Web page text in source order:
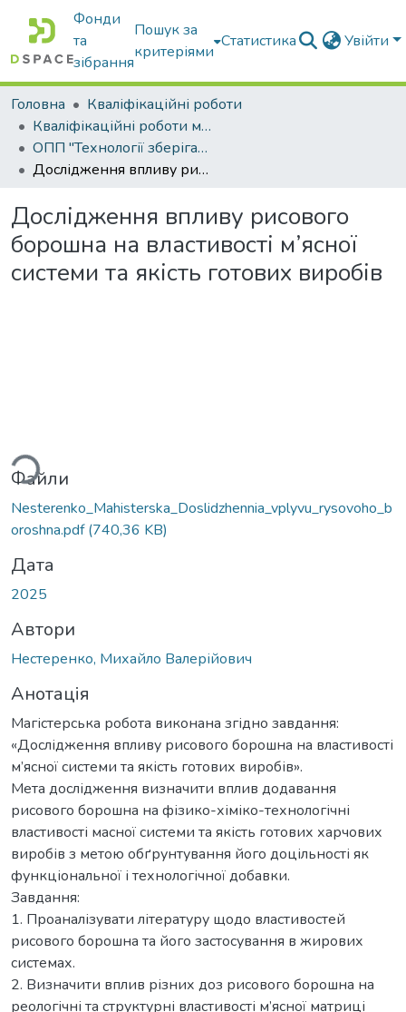
Фонди
та
зібрання
Пошук за
критеріями
Статистика Увійти
Головна
Кваліфікаційні роботи
Кваліфікаційні роботи магістрів
ОПП "Технології зберігання, консервування та переробки м’яса"
Дослідження впливу рисового борошна на властивості м’ясної системи та якість готових виробів
Дослідження впливу рисового
борошна на властивості м’ясної
системи та якість готових виробів
Файли
Nesterenko_Mahisterska_Doslidzhennia_vplyvu_rysovoho_b
oroshna.pdf(740,36 KB)
Дата
2025
Автори
Нестеренко, Михайло Валерійович
Анотація
Магістерська робота виконана згідно завдання:
«Дослідження впливу рисового борошна на властивості
м’ясної системи та якість готових виробів».
Мета дослідження визначити вплив додавання
рисового борошна на фізико-хіміко-технологічні
властивості масної системи та якість готових харчових
виробів з метою обґрунтування його доцільності як
функціональної і технологічної добавки.
Завдання:
1. Проаналізувати літературу щодо властивостей
рисового борошна та його застосування в жирових
системах.
2. Визначити вплив різних доз рисового борошна на
реологічні та структурні властивості м’ясної матриці